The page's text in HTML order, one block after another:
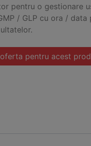
pentru o gestionare
/ GLP cu ora / data
pentru acest